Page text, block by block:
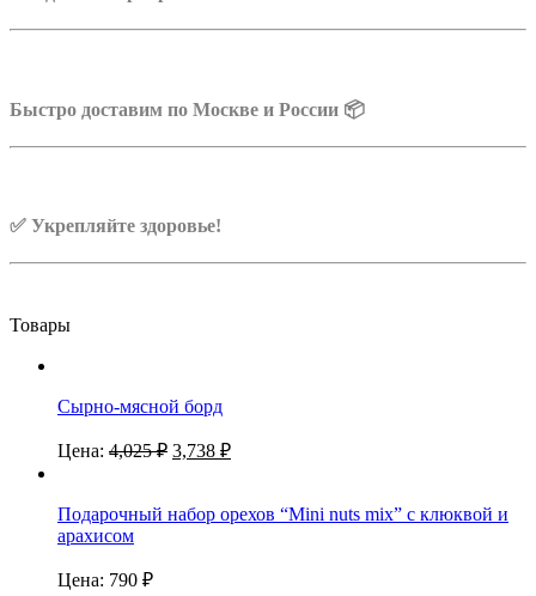
Быстро доставим по Москве и России 📦
✅ Укрепляйте здоровье!
Товары
Сырно-мясной борд
Цена: 4,025₽ 3,738 ₽
Подарочный набор орехов “Mini nuts mix” с клюквой и
арахисом
Цена: 790 ₽